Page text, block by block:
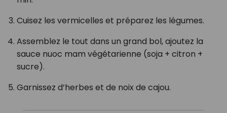
Cuisez les vermicelles et préparez les légumes.
Assemblez le tout dans un grand bol, ajoutez la
sauce nuoc mam végétarienne (soja + citron +
sucre).
Garnissez d’herbes et de noix de cajou.